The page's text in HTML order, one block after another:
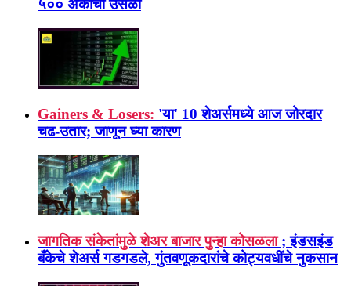
५०० अंकांची उसळी
Gainers & Losers: 'या' 10 शेअर्समध्ये आज जोरदार
चढ-उतार; जाणून घ्या कारण
जागतिक संकेतांमुळे शेअर बाजार पुन्हा कोसळला ; इंडसइंड
बँकेचे शेअर्स गडगडले, गुंतवणूकदारांचे कोट्यवधींचे नुकसान